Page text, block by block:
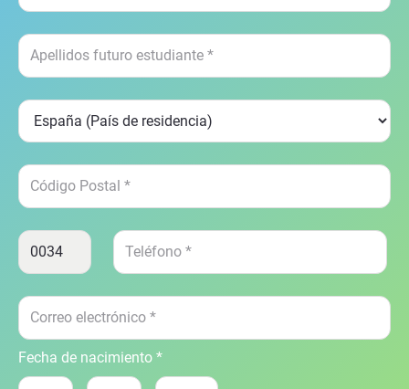
Fecha de nacimiento *